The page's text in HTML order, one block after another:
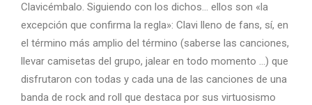
Clavicémbalo. Siguiendo con los dichos… ellos son «la
excepción que confirma la regla»: Clavi lleno de fans, sí, en
el término más amplio del término (saberse las canciones,
llevar camisetas del grupo, jalear en todo momento …) que
disfrutaron con todas y cada una de las canciones de una
banda de rock and roll que destaca por sus virtuosismo